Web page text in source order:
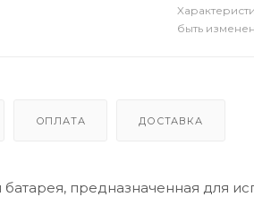
быть
ОПЛАТА ДОСТАВКА
предназначенная для